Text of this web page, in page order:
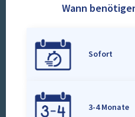
Wann
Sofort
3-4 Monate